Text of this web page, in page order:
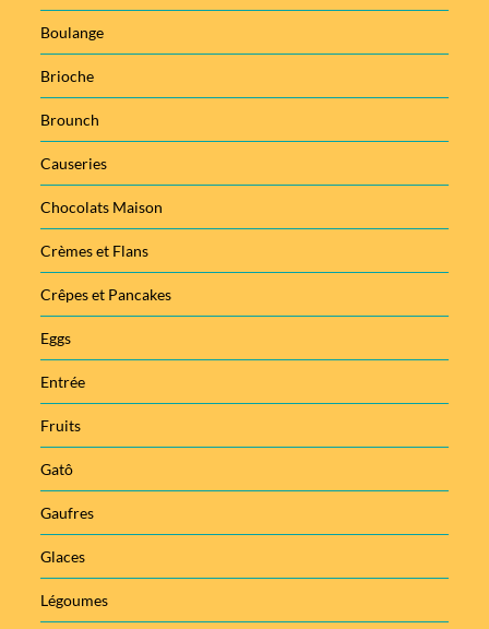
Boulange
Brioche
Brounch
Causeries
Chocolats Maison
Crèmes et Flans
Crêpes et Pancakes
Eggs
Entrée
Fruits
Gatô
Gaufres
Glaces
Légoumes